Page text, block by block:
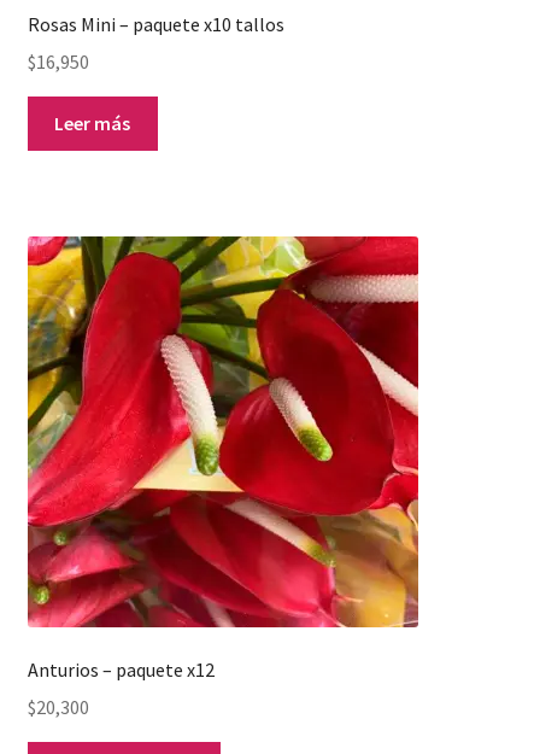
Rosas Mini – paquete x10 tallos
$16,950
Leer más
Anturios – paquete x12
$20,300